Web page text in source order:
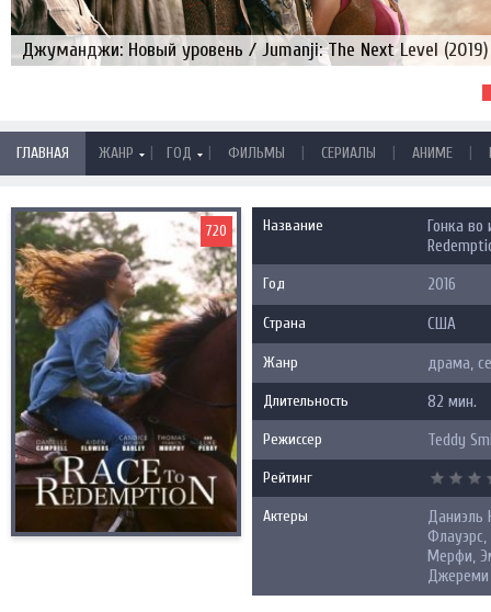
Джуманджи: Новый уровень / Jumanji: The Next Level (2019)
ГЛАВНАЯ ЖАНР | ГОД | ФИЛЬМЫ | СЕРИАЛЫ | АНИМЕ |
720 Название
Гонка во
Год 2016
Страна США
Жанр драма,
Длительность 82 мин.
Режиссер Teddy
Рейтинг
Актеры
Даниэль
Мерфи,
Джереми